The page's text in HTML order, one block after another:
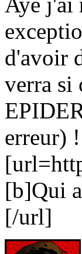
d'avoir
verra si
erreur) !
[b]Qui
[/url]